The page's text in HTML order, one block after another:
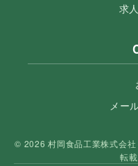
求
メー
© 2026 村岡食品工業株式会
転